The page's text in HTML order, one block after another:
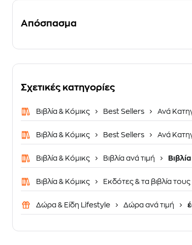
Απόσπασμα
Σχετικές κατηγορίες
Βιβλία & Κόμικς Best Sellers Ανά
Βιβλία & Κόμικς Best Sellers Ανά
Βιβλία & Κόμικς Βιβλία ανά τιμή
Βιβλία & Κόμικς Εκδότες & τα βιβλία τους
Δώρα & Είδη Lifestyle Δώρα ανά τιμή